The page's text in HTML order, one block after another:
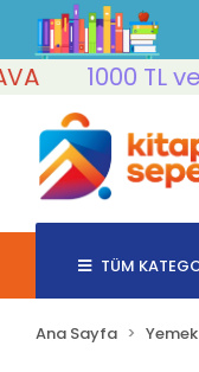
1000 TL ve
TÜM
Ana Sayfa Yemek